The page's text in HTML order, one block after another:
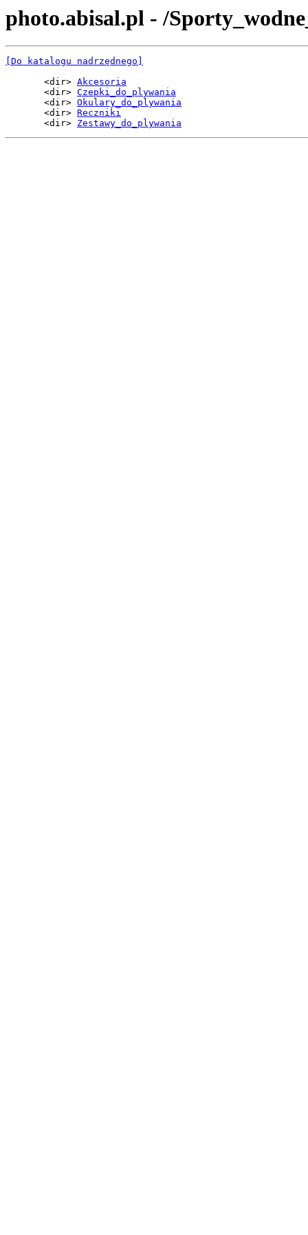
photo.abisal.pl - /
[Do katalogu nadrzędnego]
       <dir>
Akcesoria
       <dir>
Czepki_do_plywania
       <dir>
Okulary_do_plywania
       <dir>
Reczniki
       <dir>
Zestawy_do_plywania